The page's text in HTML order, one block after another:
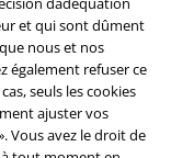
et qui sont dûment
nous et nos
également refuser ce
seuls les cookies
ajuster vos
Vous avez le droit de